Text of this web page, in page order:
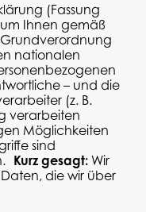
(Fassung
um Ihnen gemäß
nationalen
– und die
(z. B.
verarbeiten
Möglichkeiten
sind
Kurz gesagt: Wir
die wir über